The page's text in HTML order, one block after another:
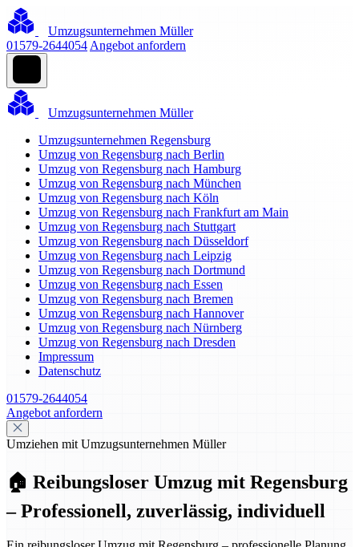
Umzugsunternehmen Müller
01579-2644054 Angebot anfordern
Umzugsunternehmen Müller
Umzugsunternehmen Regensburg
Umzug von Regensburg nach Berlin
Umzug von Regensburg nach Hamburg
Umzug von Regensburg nach München
Umzug von Regensburg nach Köln
Umzug von Regensburg nach Frankfurt am Main
Umzug von Regensburg nach Stuttgart
Umzug von Regensburg nach Düsseldorf
Umzug von Regensburg nach Leipzig
Umzug von Regensburg nach Dortmund
Umzug von Regensburg nach Essen
Umzug von Regensburg nach Bremen
Umzug von Regensburg nach Hannover
Umzug von Regensburg nach Nürnberg
Umzug von Regensburg nach Dresden
Impressum
Datenschutz
01579-2644054
Angebot anfordern
Umziehen mit Umzugsunternehmen Müller
🏠 Reibungsloser Umzug mit Regensburg
– Professionell, zuverlässig, individuell